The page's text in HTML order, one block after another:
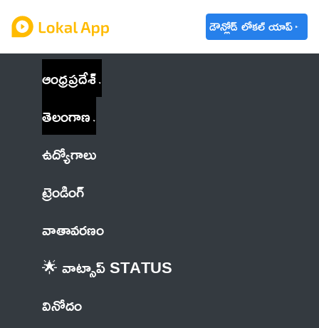
డౌన్లోడ్ లోకల్ యాప్
ఆంధ్రప్రదేశ్
తెలంగాణ
ఉద్యోగాలు
ట్రెండింగ్
వాతావరణం
🌟 వాట్సాప్ STATUS
వినోదం